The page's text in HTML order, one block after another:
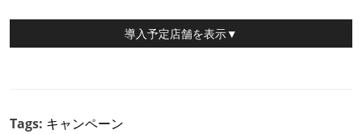
導入予定店舗を表示▼
Tags: キャンペーン